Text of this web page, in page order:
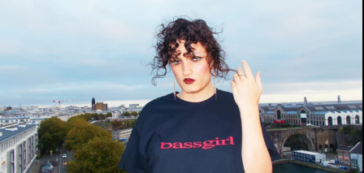
MANOIR DE KEROUAL
Samedi 04 juillet